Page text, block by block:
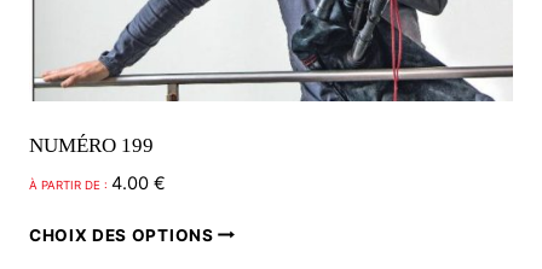
NUMÉRO 199
À PARTIR DE : 4.00 €
CHOIX DES OPTIONS